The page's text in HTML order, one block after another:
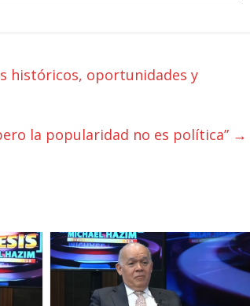
históricos, oportunidades y
la popularidad no es política” →